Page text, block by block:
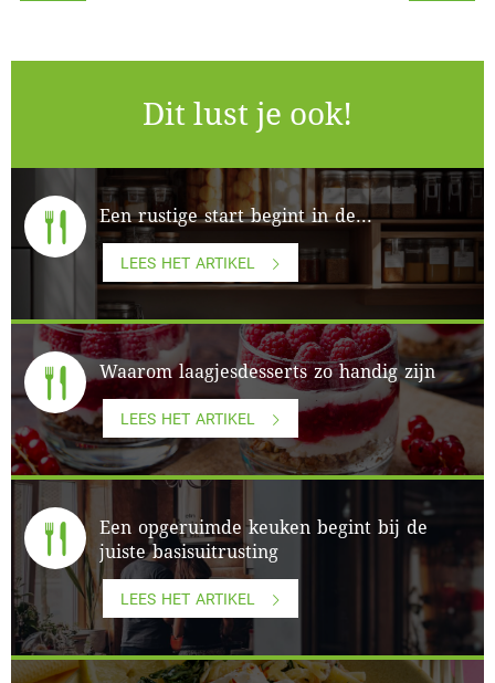
Dit lust je ook!
Een rustige start begint in de...
LEES HET ARTIKEL
Waarom laagjesdesserts zo handig zijn
LEES HET ARTIKEL
Een opgeruimde keuken begint bij de
juiste basisuitrusting
LEES HET ARTIKEL